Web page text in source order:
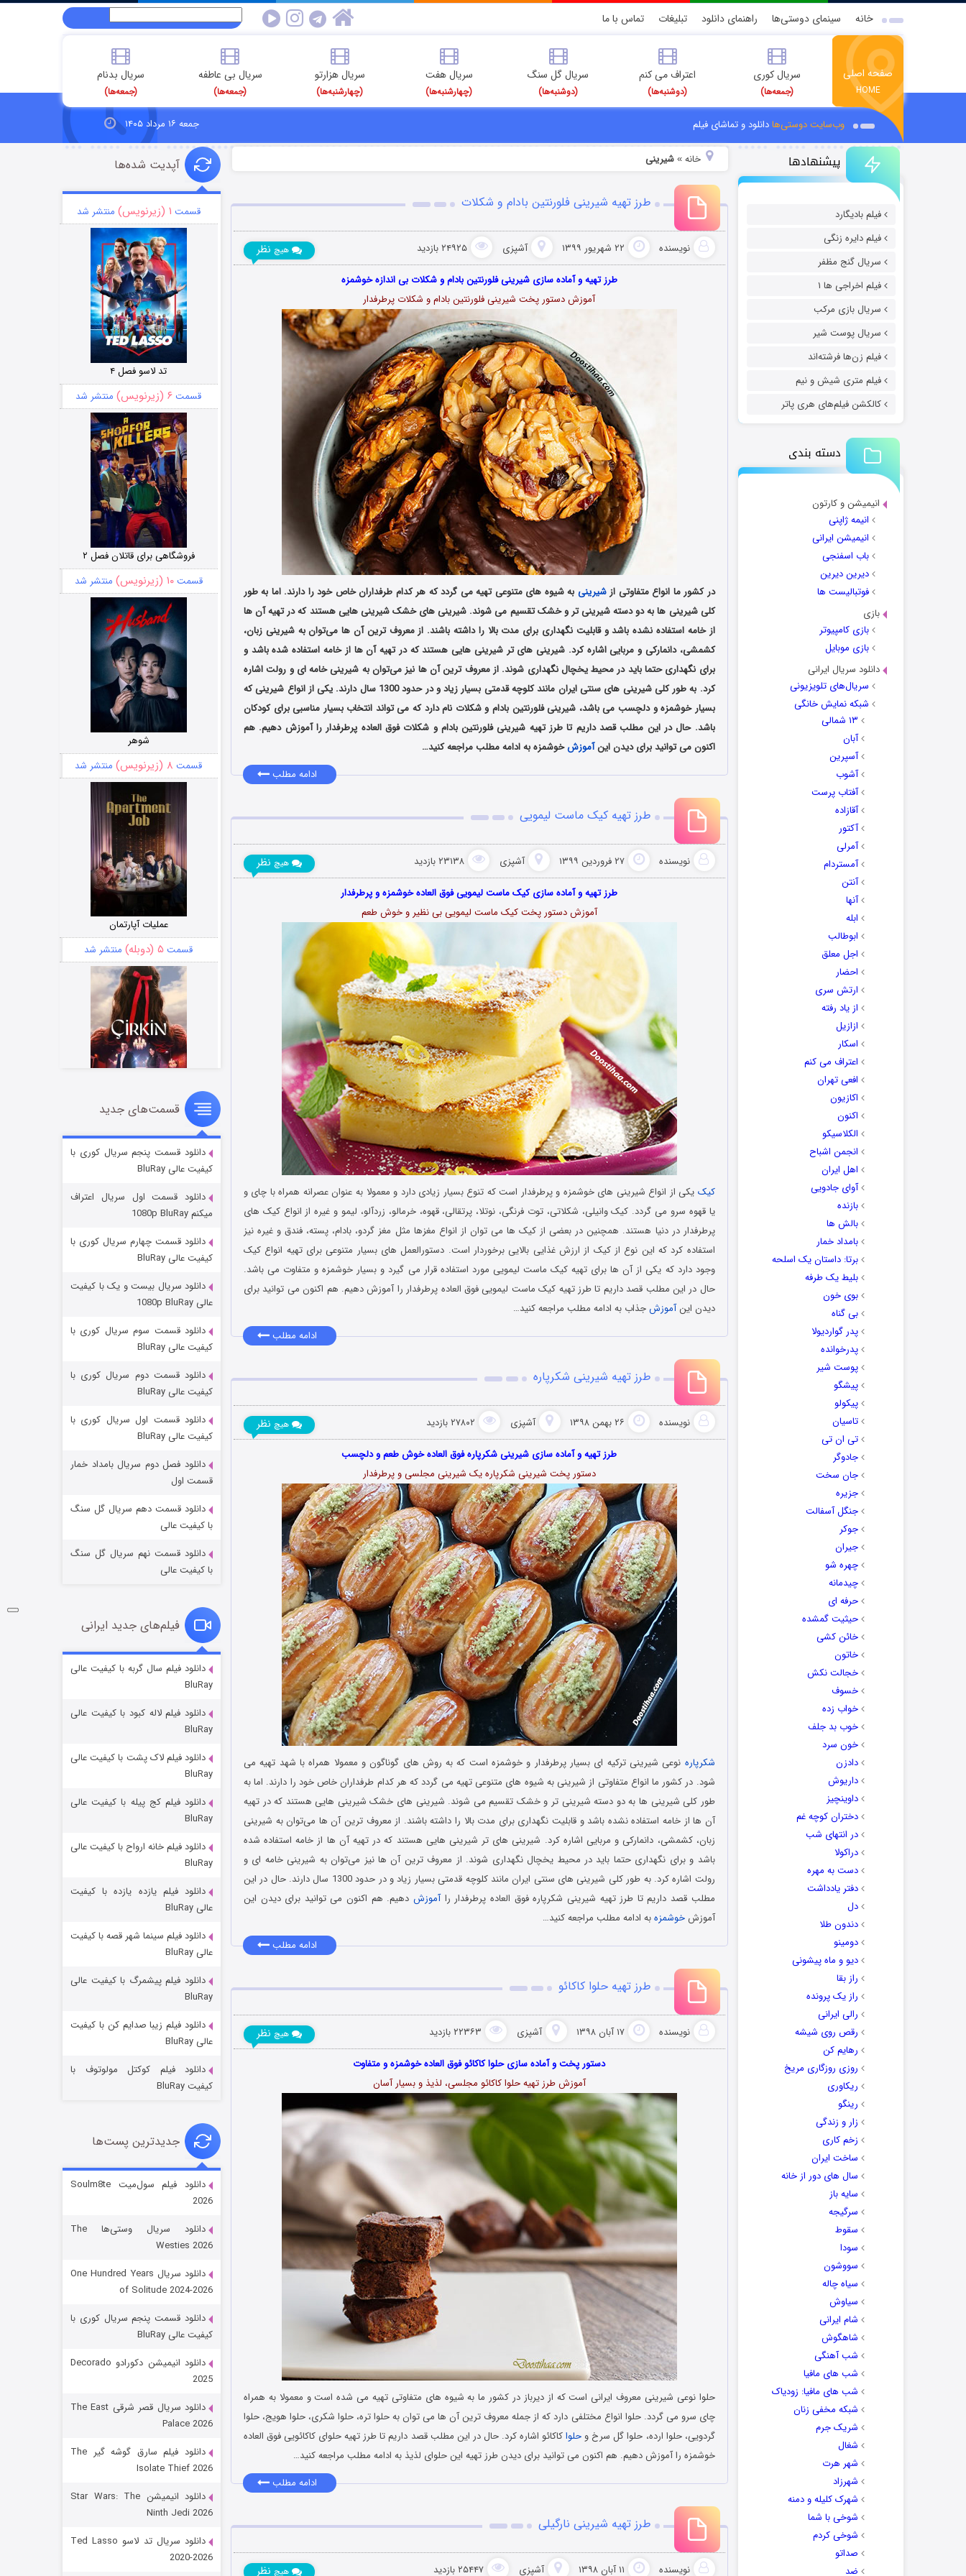
خانه سینمای دوستی‌ها راهنمای دانلود تبلیغات تماس با ما
صفحه اصلی
HOME
سریال کوری
(جمعه‌ها)
اعتراف می کنم
(دوشنبه‌ها)
سریال گل سنگ
(دوشنبه‌ها)
سریال هفت
(چهارشنبه‌ها)
سریال هزارتو
(چهارشنبه‌ها)
سریال بی عاطفه
(جمعه‌ها)
سریال بدنام
(جمعه‌ها)
وب‌سایت دوستی‌هادانلود و تماشای فیلم جمعه ۱۶ مرداد ۱۴۰۵
پیشنهادها
فیلم بادیگارد
فیلم دایره زنگی
سریال گنج مظفر
فیلم اخراجی ها ۱
سریال بازی مرکب
سریال پوست شیر
فیلم زن‌ها فرشته‌اند
فیلم متری شیش و نیم
کالکشن فیلم‌های هری پاتر
دسته بندی
انیمیشن و کارتون
انیمه ژاپنی
انیمیشن ایرانی
باب اسفنجی
دیرین دیرین
فوتبالیست ها
بازی
بازی کامپیوتر
بازی موبایل
دانلود سریال ایرانی
سریال‌های تلویزیونی
شبکه نمایش خانگی
۱۳ شمالی
آبان
آسپرین
آشوب
آفتاب پرست
آقازاده
آکتور
آمرلی
آمستردام
آنتن
آنها
ابله
ابوطالب
اجل معلق
احضار
ارتش سری
از یاد رفته
ازازیل
اسکار
اعتراف می کنم
افعی تهران
اکازیون
اکنون
الکلاسیکو
انجمن اشباح
اهل ایران
آوای جادویی
بازنده
بالش ها
بامداد خمار
برتا: داستان یک اسلحه
بلیط یک‌‌ طرفه
بوی خون
بی گناه
پدر گواردیولا
پدرخوانده
پوست شیر
پیشگو
پیکولو
تاسیان
تی ان تی
جادوگر
جان سخت
جزیره
جنگل آسفالت
جوکر
جیران
چهره شو
چیدمانه
حرفه ای
حیثیت گمشده
خائن کشی
خاتون
خجالت نکش
خسوف
خواب زده
خوب بد جلف
خون سرد
دادزن
داریوش
داوینچیز
دختران کوچه غم
در انتهای شب
دراکولا
دست به مهره
دفتر یادداشت
دل
دندون طلا
دومینو
دیو و ماه پیشونی
راز بقا
راز یک پرونده
رالی ایرانی
رقص روی شیشه
رهایم کن
روزی روزگاری مریخ
ریکاوری
رینگو
زار و زندگی
زخم کاری
ساخت ایران
سال های دور از خانه
سایه باز
سرگیجه
سقوط
سودا
سووشون
سیاه چاله
سیاوش
شام ایرانی
شاهگوش
شب آهنگی
شب های مافیا
شب های مافیا: زودیاک
شبکه مخفی زنان
شریک جرم
شغال
شهر هرت
شهرزاد
شهرک کلیله و دمنه
شوخی با شما
شوخی کردم
صداتو
ضد
خانه» شیرینی
طرز تهیه شیرینی فلورنتین بادام و شکلات
نویسنده ۲۲ شهریور ۱۳۹۹ آشپزی ۲۴۹۲۵ بازدید هیچ نظر
طرز تهیه و آماده سازی شیرینی فلورنتین بادام و شکلات بی اندازه خوشمزه
آموزش دستور پخت شیرینی فلورنتین بادام و شکلات پرطرفدار
در کشور ما انواع متفاوتی ازشیرینی به شیوه های متنوعی تهیه می گردد که هر کدام طرفداران خاص خود را دارند. اما به طور
کلی شیرینی ها به دو دسته شیرینی تر و خشک تقسیم می شوند. شیرینی ‌های خشک شیرینی‌ هایی هستند که در تهیه آن‌ ها
از خامه استفاده نشده باشد و قابلیت نگهداری برای مدت بالا را داشته باشند. از معروف ‌ترین آن ها می‌توان به شیرینی زبان،
کشمشی، دانمارکی و مربایی اشاره کرد. شیرینی‌ های تر شیرینی‌ هایی هستند که در تهیه آن‌ ها از خامه استفاده شده باشد و
برای نگهداری حتما باید در محیط یخچال نگهداری شوند. از معروف ‌ترین آن ها نیز می‌توان به شیرینی خامه ‌ای و رولت اشاره
کرد. به طور کلی شیرینی های سنتی ایران مانند کلوچه قدمتی بسیار زیاد و در حدود 1300 سال دارند. یکی از انواع شیرینی که
بسیار خوشمزه و دلچسب می باشد، شیرینی فلورنتین بادام و شکلات نام دارد که می تواند انتخاب بسیار مناسبی برای کودکان
باشد. حال در این مطلب قصد داریم تا طرز تهیه شیرینی فلورنتین بادام و شکلات فوق العاده پرطرفدار را آموزش دهیم. هم
اکنون می توانید برای دیدن اینآموزشخوشمزه به ادامه مطلب مراجعه کنید…
ادامه مطلب
طرز تهیه کیک ماست لیمویی
نویسنده ۲۷ فروردین ۱۳۹۹ آشپزی ۲۳۱۳۸ بازدید هیچ نظر
طرز تهیه و آماده سازی کیک ماست لیمویی فوق العاده خوشمزه و پرطرفدار
آموزش دستور پخت کیک ماست لیمویی بی نظیر و خوش طعم
کیک یکی از انواع شیرینی های خوشمزه و پرطرفدار است که تنوع بسیار زیادی دارد و معمولا به عنوان عصرانه همراه با چای و
یا قهوه سرو می گردد. کیک وانیلی، شکلاتی، توت فرنگی، نوتلا، پرتقالی، قهوه، خرمالو، زردآلو، لیمو و غیره از انواع کیک های
پرطرفدار در دنیا هستند. همچنین در بعضی از کیک ها می توان از انواع مغزها مثل مغز گردو، بادام، پسته، فندق و غیره نیز
استفاده کرد که این نوع از کیک از ارزش غذایی بالایی برخوردار است. دستورالعمل های بسیار متنوعی برای تهیه انواع کیک
وجود دارد که یکی از آن ها برای تهیه کیک ماست لیمویی مورد استفاده قرار می گیرد و بسیار خوشمزه و متفاوت می باشد.
حال در این مطلب قصد داریم تا طرز تهیه کیک ماست لیمویی فوق العاده پرطرفدار را آموزش دهیم. هم اکنون می توانید برای
دیدن اینآموزشجذاب به ادامه مطلب مراجعه کنید…
ادامه مطلب
طرز تهیه شیرینی شکرپاره
نویسنده ۲۶ بهمن ۱۳۹۸ آشپزی ۲۷۸۰۲ بازدید هیچ نظر
طرز تهیه و آماده سازی شیرینی شکرپاره فوق العاده خوش طعم و دلچسب
دستور پخت شیرینی شکرپاره یک شیرینی مجلسی و پرطرفدار
شکرپاره نوعی شیرینی ترکیه ای بسیار پرطرفدار و خوشمزه است که به روش های گوناگون و معمولا همراه با شهد تهیه می
شود. در کشور ما انواع متفاوتی از شیرینی به شیوه های متنوعی تهیه می گردد که هر کدام طرفداران خاص خود را دارند. اما به
طور کلی شیرینی ها به دو دسته شیرینی تر و خشک تقسیم می شوند. شیرینی ‌های خشک شیرینی‌ هایی هستند که در تهیه
آن‌ ها از خامه استفاده نشده باشد و قابلیت نگهداری برای مدت بالا را داشته باشند. از معروف ‌ترین آن ها می‌توان به شیرینی
زبان، کشمشی، دانمارکی و مربایی اشاره کرد. شیرینی‌ های تر شیرینی‌ هایی هستند که در تهیه آن‌ ها از خامه استفاده شده
باشد و برای نگهداری حتما باید در محیط یخچال نگهداری شوند. از معروف ‌ترین آن ها نیز می‌توان به شیرینی خامه ‌ای و
رولت اشاره کرد. به طور کلی شیرینی های سنتی ایران مانند کلوچه قدمتی بسیار زیاد و در حدود 1300 سال دارند. حال در این
مطلب قصد داریم تا طرز تهیه شیرینی شکرپاره فوق العاده پرطرفدار راآموزشدهیم. هم اکنون می توانید برای دیدن این
آموزشخوشمزهبه ادامه مطلب مراجعه کنید…
ادامه مطلب
طرز تهیه حلوا کاکائو
نویسنده ۱۷ آبان ۱۳۹۸ آشپزی ۲۲۳۶۳ بازدید هیچ نظر
دستور پخت و آماده سازی حلوا کاکائو فوق العاده خوشمزه و متفاوت
آموزش طرز تهیه حلوا کاکائو مجلسی، لذیذ و بسیار آسان
حلوا نوعی شیرینی معروف ایرانی است که از دیرباز در کشور ما به شیوه های متفاوتی تهیه می شده است و معمولا به همراه
چای سرو می گردد. حلوا انواع مختلفی دارد که از جمله معروف ترین آن ها می توان به حلوا تره، حلوا شکری، حلوا هویج، حلوا
گردویی، حلوا ارده، حلوا گل سرخ و حلواکاکائو اشاره کرد. حال در این مطلب قصد داریم تا طرز تهیه حلوای کاکائویی فوق العاده
خوشمزه را آموزش دهیم. هم اکنون می توانید برای دیدن طرز تهیه این حلوای لذیذ به ادامه مطلب مراجعه کنید…
ادامه مطلب
طرز تهیه شیرینی نارگیلی
نویسنده ۱۱ آبان ۱۳۹۸ آشپزی ۲۵۴۴۷ بازدید هیچ نظر
آپدیت شده‌ها
قسمت ۱ (زیرنویس) منتشر شد
تد لاسو فصل ۴
قسمت ۶ (زیرنویس) منتشر شد
فروشگاهی برای قاتلان فصل ۲
قسمت۱۰ (زیرنویس) منتشر شد
شوهر
قسمت ۸ (زیرنویس) منتشر شد
عملیات آپارتمان
قسمت ۵ (دوبله) منتشر شد
سریال زشت
قسمت۲ (زیرنویس) منتشر شد
مردگان متحرک: شهر مرده ۳
شکست استوارت در نجات جهان
قسمت ۷ (زیرنویس) منتشر شد
شوگر فصل ۲
قسمت
خاندان اژدها فصل ۳
جادوگری در مغولستان
قسمت۶ (زیرنویس)
رویایی برای تو
قسمت۱۵ (دوبله)
قسمت‌های جدید
دانلود قسمت پنجم سریال کوری با
کیفیت عالی BluRay
دانلود قسمت اول سریال اعتراف
میکنم 1080p BluRay
دانلود قسمت چهارم سریال کوری با
کیفیت عالی BluRay
دانلود سریال بیست و یک با کیفیت
عالی 1080p BluRay
دانلود قسمت سوم سریال کوری با
کیفیت عالی BluRay
دانلود قسمت دوم سریال کوری با
کیفیت عالی BluRay
دانلود قسمت اول سریال کوری با
کیفیت عالی BluRay
دانلود فصل دوم سریال بامداد خمار
قسمت اول
دانلود قسمت دهم سریال گل سنگ
با کیفیت عالی
دانلود قسمت نهم سریال گل سنگ
با کیفیت عالی
فیلم‌های جدید ایرانی
دانلود فیلم سال گربه با کیفیت عالی
BluRay
دانلود فیلم لاله کبود با کیفیت عالی
BluRay
دانلود فیلم لاک پشت با کیفیت عالی
BluRay
دانلود فیلم کج‌ پیله با کیفیت عالی
BluRay
دانلود فیلم خانه ارواح با کیفیت عالی
BluRay
دانلود فیلم یازده یازده با کیفیت
عالی BluRay
دانلود فیلم سینما شهر قصه با کیفیت
عالی BluRay
دانلود فیلم پیشمرگ با کیفیت عالی
BluRay
دانلود فیلم زیبا صدایم کن با کیفیت
عالی BluRay
دانلود فیلم کوکتل مولوتوف با
کیفیت BluRay
جدیدترین پست‌ها
دانلود فیلم سول‌میت Soulm8te
2026
دانلود سریال وستی‌ها The
Westies 2026
دانلود سریال One Hundred Years
of Solitude 2024-2026
دانلود قسمت پنجم سریال کوری با
کیفیت عالی BluRay
دانلود انیمیشن دکورادو Decorado
2025
دانلود سریال قصر شرقی The East
Palace 2026
دانلود فیلم سارق گوشه گیر The
Isolate Thief 2026
دانلود انیمیشن Star Wars: The
Ninth Jedi 2026
دانلود سریال تد لاسو Ted Lasso
2020-2026